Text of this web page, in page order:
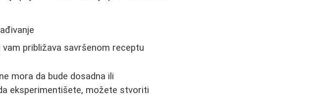
približava savršenom receptu
mora da bude dosadna ili
eksperimentišete, možete stvoriti